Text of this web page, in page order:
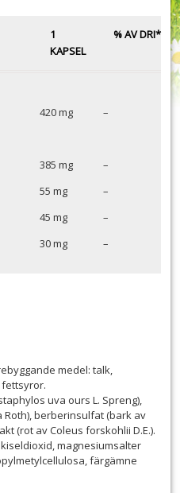
1
KAPSEL
% AV DRI*
420 mg
–
385 mg
–
55 mg
–
45 mg
–
30 mg –
medel: talk,
uva ours L. Spreng),
berberinsulfat (bark av
(rot av Coleus forskohlii D.E.).
magnesiumsalter
färgämne